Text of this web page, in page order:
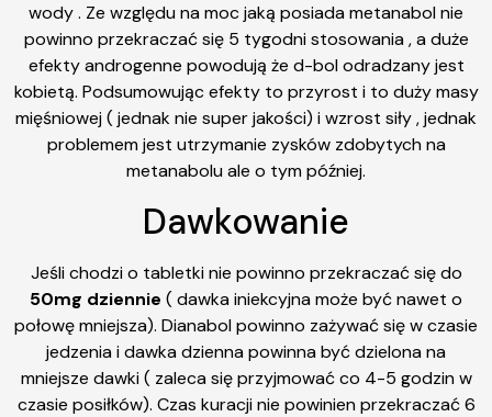
wody . Ze względu na moc jaką posiada metanabol nie
powinno przekraczać się 5 tygodni stosowania , a duże
efekty androgenne powodują że d-bol odradzany jest
kobietą. Podsumowując efekty to przyrost i to duży masy
mięśniowej ( jednak nie super jakości) i wzrost siły , jednak
problemem jest utrzymanie zysków zdobytych na
metanabolu ale o tym później.
Dawkowanie
Jeśli chodzi o tabletki nie powinno przekraczać się do
50mg dziennie ( dawka iniekcyjna może być nawet o
połowę mniejsza). Dianabol powinno zażywać się w czasie
jedzenia i dawka dzienna powinna być dzielona na
mniejsze dawki ( zaleca się przyjmować co 4-5 godzin w
czasie posiłków). Czas kuracji nie powinien przekraczać 6